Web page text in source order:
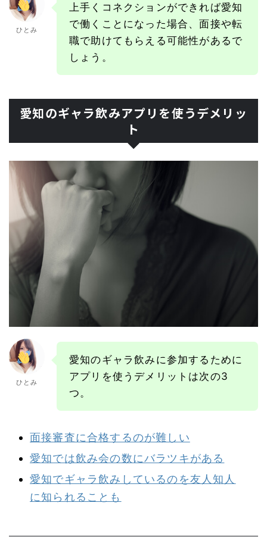
ひとみ
上手くコネクションができれば愛知
で働くことになった場合、面接や転
職で助けてもらえる可能性があるで
しょう。
愛知のギャラ飲みアプリを使うデメリッ
ト
ひとみ
愛知のギャラ飲みに参加するために
アプリを使うデメリットは次の3
つ。
面接審査に合格するのが難しい
愛知では飲み会の数にバラツキがある
愛知でギャラ飲みしているのを友人知人
に知られることも